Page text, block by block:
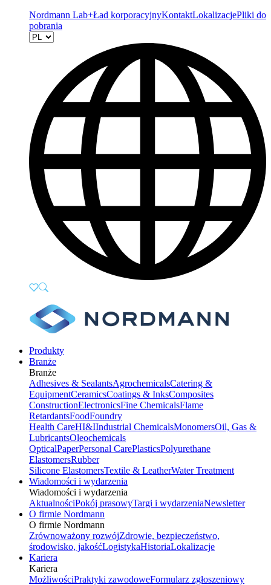
Nordmann Lab+Ład korporacyjnyKontaktLokalizacjePliki do
pobrania
Produkty
Branże
Branże
Adhesives & SealantsAgrochemicalsCatering &
EquipmentCeramicsCoatings & InksComposites
ConstructionElectronicsFine ChemicalsFlame
RetardantsFoodFoundry
Health CareHI&IIndustrial ChemicalsMonomersOil, Gas &
LubricantsOleochemicals
OpticalPaperPersonal CarePlasticsPolyurethane
ElastomersRubber
Silicone ElastomersTextile & LeatherWater Treatment
Wiadomości i wydarzenia
Wiadomości i wydarzenia
AktualnościPokój prasowyTargi i wydarzeniaNewsletter
O firmie Nordmann
O firmie Nordmann
Zrównoważony rozwójZdrowie, bezpieczeństwo,
środowisko, jakośćLogistykaHistoriaLokalizacje
Kariera
Kariera
MożliwościPraktyki zawodoweFormularz zgłoszeniowy